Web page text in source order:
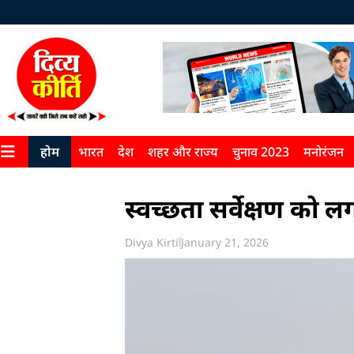
होम भारत देश शहर और राज्य चुनाव 2023 मनोरंजन
स्वच्छता सर्वेक्षण को
Divya Kirti January 21, 2026